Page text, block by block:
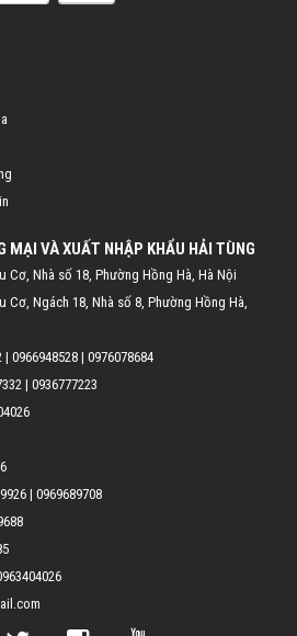
MẠI VÀ XUẤT NHẬP KHẨU HẢI TÙNG
Cơ, Nhà số 18, Phường Hồng Hà, Hà Nội
Cơ, Ngách 18, Nhà số 8, Phường Hồng Hà,
| 0966948528 | 0976078684
| 0936777223
| 0969689708